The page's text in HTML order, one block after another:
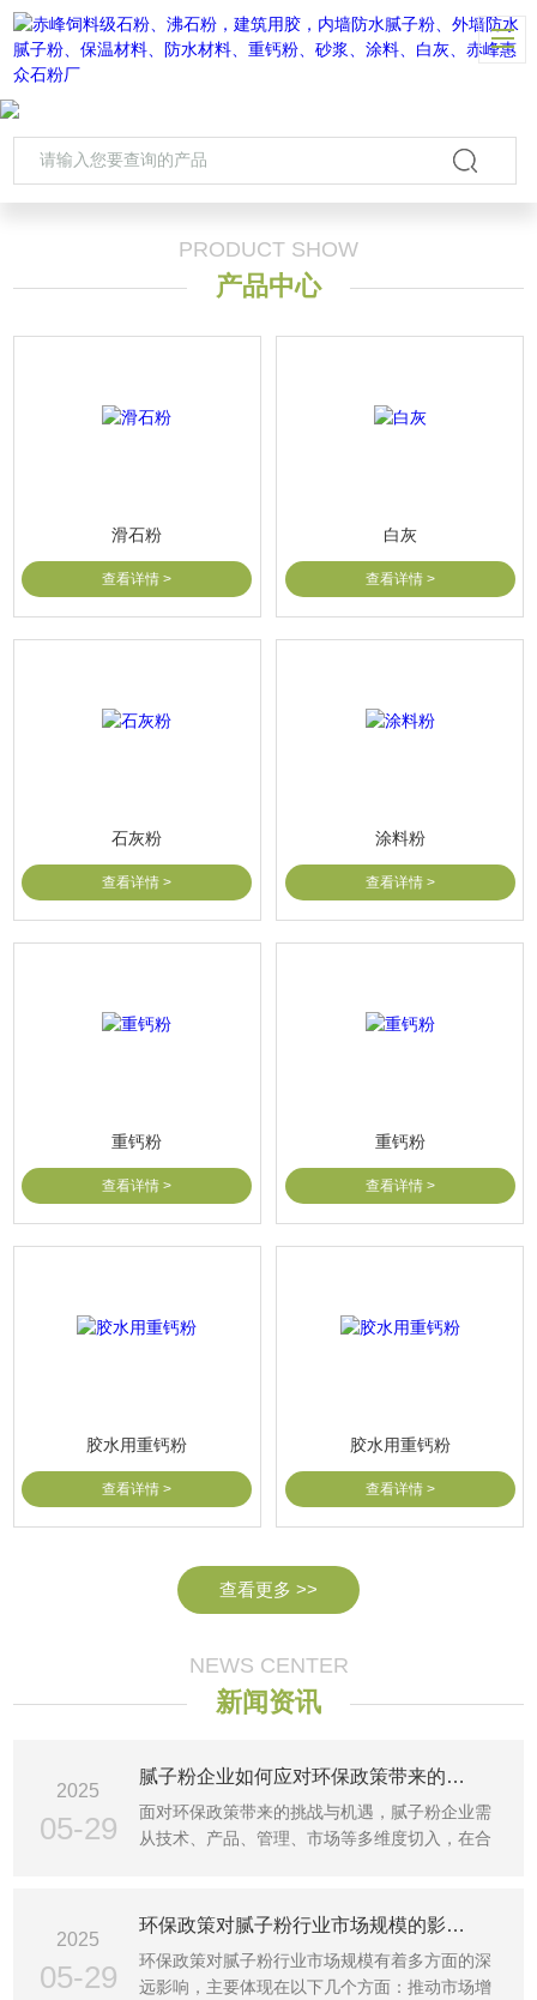
PRODUCT SHOW
产品中心
滑石粉
查看详情 >
白灰
查看详情 >
石灰粉
查看详情 >
涂料粉
查看详情 >
重钙粉
查看详情 >
重钙粉
查看详情 >
胶水用重钙粉
查看详情 >
胶水用重钙粉
查看详情 >
查看更多 >>
NEWS CENTER
新闻资讯
2025
05-29
腻子粉企业如何应对环保政策带来的挑战和机遇？
面对环保政策带来的挑战与机遇，腻子粉企业需
从技术、产品、管理、市场等多维度切入，在合
2025
05-29
环保政策对腻子粉行业市场规模的影响有多大？
环保政策对腻子粉行业市场规模有着多方面的深
远影响，主要体现在以下几个方面：推动市场增